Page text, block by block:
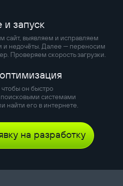
и запуск
сайт, выявляем и исправляем
и недочёты. Далее — переносим
Проверяем скорость загрузки.
он быстро
системами
найти его в интернете.
на разработку